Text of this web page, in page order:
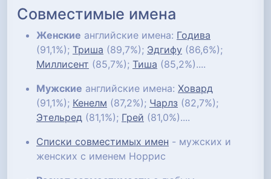
Совместимые имена
Женские английские имена: Годива
(91,1%); Триша (89,7%); Эдгифу (86,6%);
Миллисент (85,7%); Тиша (85,2%)....
Мужские английские имена: Ховард
(91,1%); Кенелм (87,2%); Чарлз (82,7%);
Этельред (81,1%); Грей (81,0%)....
Списки совместимых имен - мужских и
женских с именем Норрис